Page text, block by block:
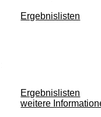
Ergebnislisten
Ergebnislisten
weitere